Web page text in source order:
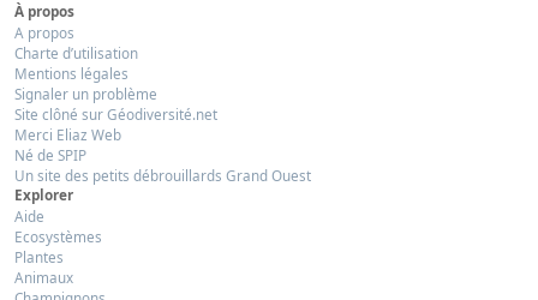
À propos
A propos
Charte d’utilisation
Mentions légales
Signaler un problème
Site clôné sur Géodiversité.net
Merci Eliaz Web
Né de SPIP
Un site des petits débrouillards Grand Ouest
Explorer
Aide
Ecosystèmes
Plantes
Animaux